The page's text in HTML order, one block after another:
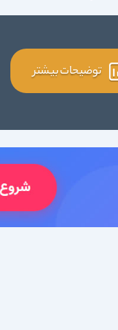
توضیحات بیشتر